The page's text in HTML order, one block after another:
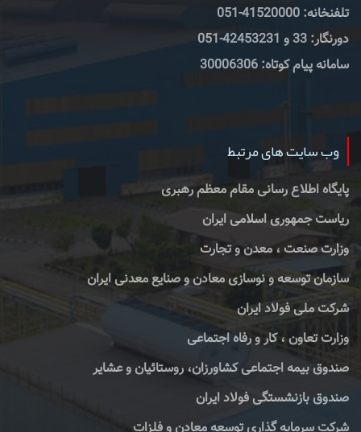
تلفنخانه: 41520000-051
دورنگار: 33 و 42453231-051
سامانه پیام کوتاه: 30006306
وب سایت های مرتبط
پایگاه اطلاع رسانی مقام معظم رهبری
ریاست جمهوری اسلامی ایران
وزارت صنعت ، معدن و تجارت
سازمان توسعه و نوسازی معادن و صنایع معدنی ایران
شرکت ملی فولاد ایران
وزارت تعاون ، کار و رفاه اجتماعی
صندوق بیمه اجتماعی کشاورزان، روستائیان و عشایر
صندوق بازنشستگی فولاد ایران